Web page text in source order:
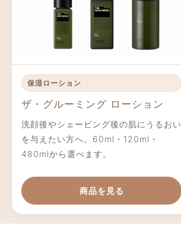
保湿ローション
ザ・グルーミング ローション
洗顔後やシェービング後の肌にうるおい
を与えたい方へ。60ml・120ml・
480mlから選べます。
商品を見る